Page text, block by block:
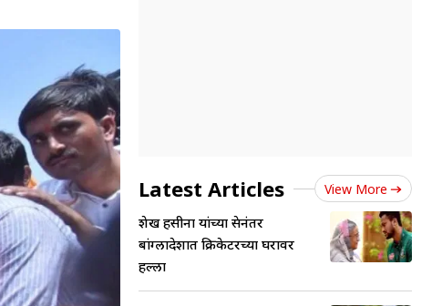
Latest Articles View More
शेख हसीना यांच्या प्रेसनंतर
बांग्लादेशात क्रिकेटरच्या घरावर
हल्ला